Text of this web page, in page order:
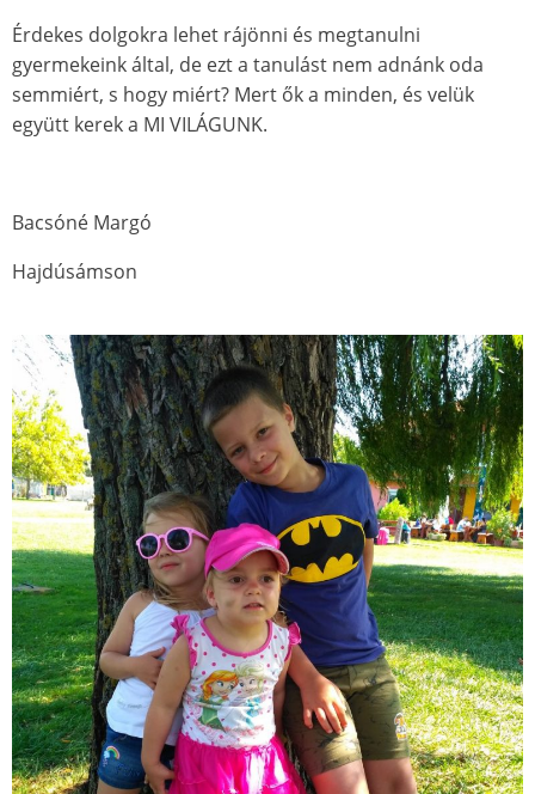
Érdekes dolgokra lehet rájönni és megtanulni
gyermekeink által, de ezt a tanulást nem adnánk oda
semmiért, s hogy miért? Mert ők a minden, és velük
együtt kerek a MI VILÁGUNK.
Bacsóné Margó
Hajdúsámson